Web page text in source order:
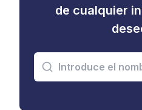
de cualquier